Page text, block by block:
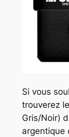
Si vous
trouverez
Gris/Noir)
argentique